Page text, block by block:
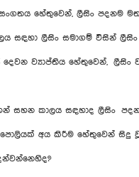
හේතුවෙන්, ලීසිං පදනම මත
ලීසිං සමාගම් විසින් ලීසිං
දෙවන ‍ව්‍යාප්තිය හේතුවෙන්,
සහන කාලය සඳහාද ලීසිං
අය කිරීම හේතුවෙන් සිදු වූ